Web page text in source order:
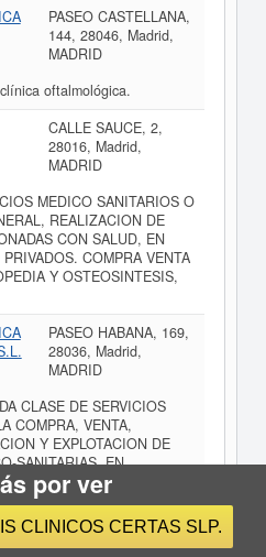
PASEO CASTELLANA,
144, 28046, Madrid,
MADRID
oftalmológica.
CALLE SAUCE, 2,
28016, Madrid,
MADRID
MEDICO SANITARIOS O
REALIZACION DE
CON SALUD, EN
COMPRA VENTA
Y OSTEOSINTESIS,
PASEO HABANA, 169,
28036, Madrid,
MADRID
CLASE DE SERVICIOS
COMPRA, VENTA,
Y EXPLOTACION DE
SANITARIAS, EN
CALLE MARROQUINA,
14, 28030, Madrid,
por ver
CLINICOS CERTAS SLP.